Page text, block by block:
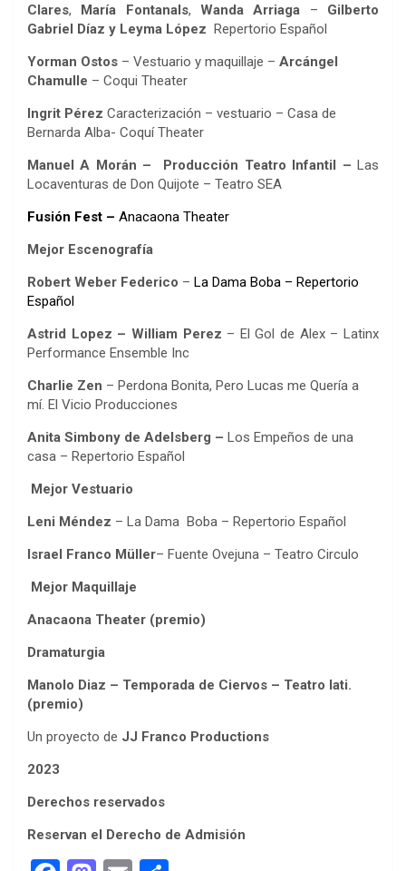
Clares, María Fontanals,Wanda Arriaga – Gilberto
Gabriel Díaz y Leyma López Repertorio Español
Yorman Ostos – Vestuario y maquillaje – Arcángel
Chamulle – Coqui Theater
Ingrit Pérez Caracterización – vestuario – Casa de
Bernarda Alba- Coquí Theater
Manuel A Morán – Producción Teatro Infantil – Las
Locaventuras de Don Quijote – Teatro SEA
Fusión Fest – Anacaona Theater
Mejor Escenografía
Robert Weber Federico – La Dama Boba – Repertorio
Español
Astrid Lopez – William Perez – El Gol de Alex – Latinx
Performance Ensemble Inc
Charlie Zen – Perdona Bonita, Pero Lucas me Quería a
mí. El Vicio Producciones
Anita Simbony de Adelsberg – Los Empeños de una
casa – Repertorio Español
Mejor Vestuario
Leni Méndez – La Dama Boba – Repertorio Español
Israel Franco Müller– Fuente Ovejuna – Teatro Circulo
Mejor Maquillaje
Anacaona Theater (premio)
Dramaturgia
Manolo Diaz – Temporada de Ciervos – Teatro Iati.
(premio)
Un proyecto de JJ Franco Productions
2023
Derechos reservados
Reservan el Derecho de Admisión